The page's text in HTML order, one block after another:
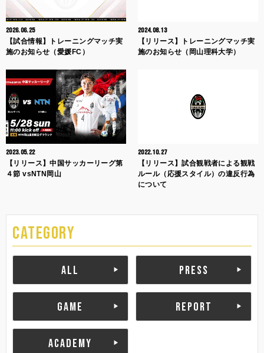
2026.06.25
【試合情報】トレーニングマッチ実
施のお知らせ（愛媛FC）
2024.08.13
【リリース】トレーニングマッチ実
施のお知らせ（岡山理科大学）
2023.05.22
【リリース】中国サッカーリーグ第
４節 vsNTN岡山
2022.10.27
【リリース】試合観戦者による観戦
ルール（応援スタイル）の違反行為
について
CATEGORY
ALL PRESS
GAME REPORT
ACADEMY